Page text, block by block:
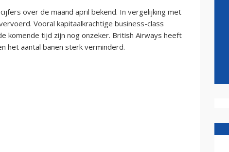
over de maand april bekend. In vergelijking met
Vooral kapitaalkrachtige business-class
komende tijd zijn nog onzeker. British Airways heeft
het aantal banen sterk verminderd.